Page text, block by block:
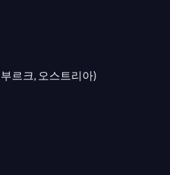
르크, 오스트리아)